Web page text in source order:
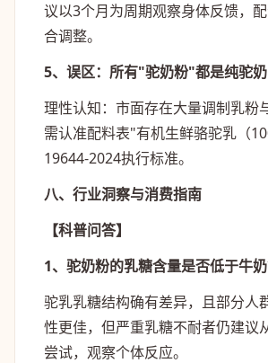
议以3个月为周期观察身体反馈，
合调整。
5、误区：所有"驼奶粉"都是纯驼奶
理性认知：市面存在大量调制乳粉
需认准配料表"有机生鲜骆驼乳（
19644-2024执行标准。
八、行业洞察与消费指南
【科普问答】
1、驼奶粉的乳糖含量是否低于牛奶
驼乳乳糖结构确有差异，且部分人
性更佳，但严重乳糖不耐者仍建议
尝试，观察个体反应。